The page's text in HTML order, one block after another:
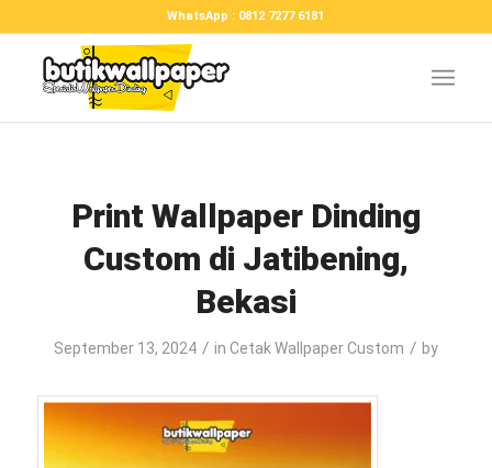
WhatsApp : 0812 7277 6181
Print Wallpaper Dinding
Custom di Jatibening,
Bekasi
September 13, 2024 / in Cetak Wallpaper Custom / by